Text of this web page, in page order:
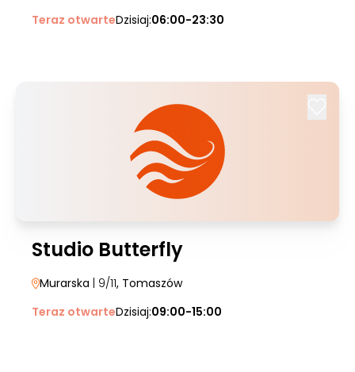
Teraz otwarteDzisiaj:06:00-23:30
Studio Butterfly
Murarska | 9/11, Tomaszów
Teraz otwarteDzisiaj:09:00-15:00